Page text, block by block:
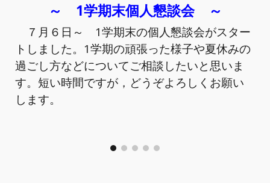
～ 1学期末個人懇談会 ～
７月６日～ 1学期末の個人懇談会がスター
トしました。1学期の頑張った様子や夏休みの
過ごし方などについてご相談したいと思いま
す。短い時間ですが，どうぞよろしくお願い
します。